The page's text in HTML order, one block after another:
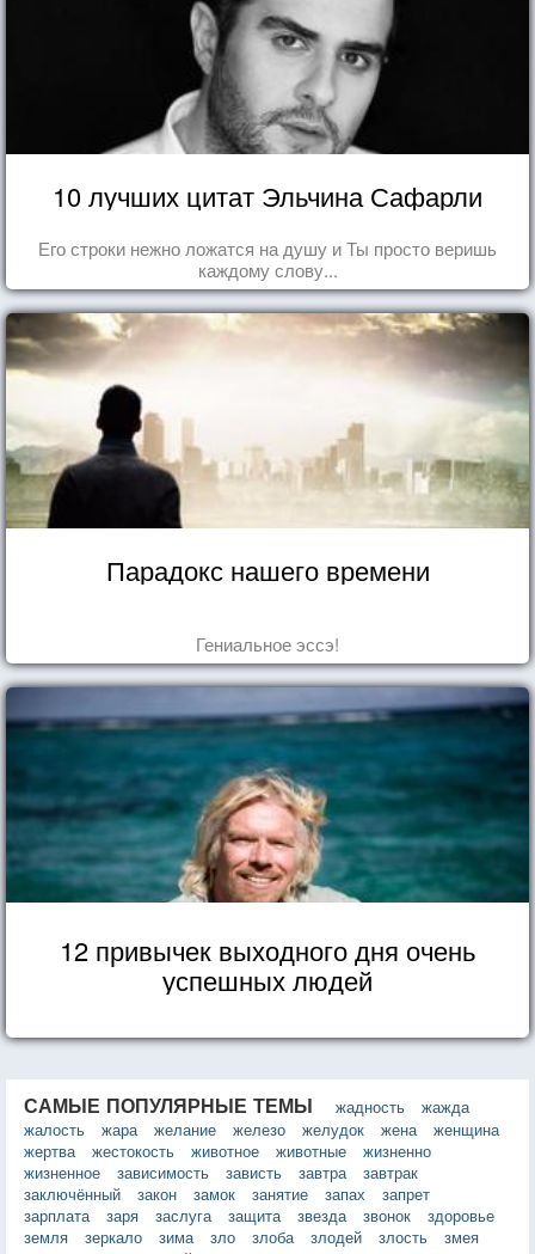
10 лучших цитат Эльчина Сафарли
Его строки нежно ложатся на душу и Ты просто веришь
каждому слову...
Парадокс нашего времени
Гениальное эссэ!
12 привычек выходного дня очень
успешных людей
САМЫЕ ПОПУЛЯРНЫЕ ТЕМЫ жадность
жажда
жалость
жара желание железо желудок жена
женщина
жертва
жестокость животное животные
жизненно
жизненное
зависимость зависть завтра
завтрак
заключённый
закон замок занятие запах
запрет
зарплата
заря заслуга защита звезда звонок
здоровье
земля
зеркало зима зло злоба злодей злость
змея